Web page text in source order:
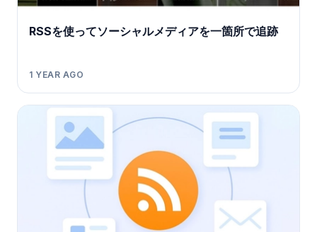
RSSを使ってソーシャルメディアを一箇所で追跡
1 YEAR AGO